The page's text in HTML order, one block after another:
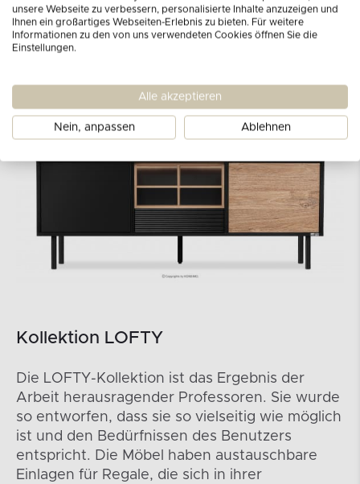
Kollektion LOFTY
Die LOFTY-Kollektion ist das Ergebnis der
Arbeit herausragender Professoren. Sie wurde
so entworfen, dass sie so vielseitig wie möglich
ist und den Bedürfnissen des Benutzers
entspricht. Die Möbel haben austauschbare
Einlagen für Regale, die sich in ihrer
unsere Webseite zu verbessern, personalisierte Inhalte anzuzeigen und
Ihnen ein großartiges Webseiten-Erlebnis zu bieten. Für weitere
Informationen zu den von uns verwendeten Cookies öffnen Sie die
Einstellungen.
Alle akzeptieren
Nein, anpassen Ablehnen